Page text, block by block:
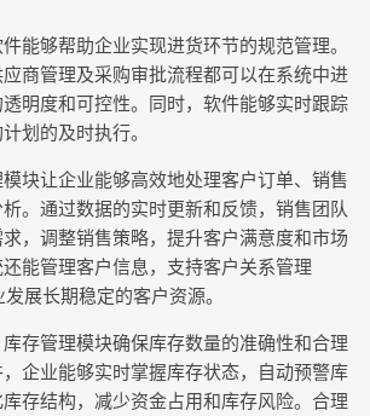
能够帮助企业实现进货环节的规范管理。
商管理及采购审批流程都可以在系统中进
明度和可控性。同时，软件能够实时跟踪
划的及时执行。
块让企业能够高效地处理客户订单、销售
。通过数据的实时更新和反馈，销售团队
，调整销售策略，提升客户满意度和市场
能管理客户信息，支持客户关系管理
发展长期稳定的客户资源。
存管理模块确保库存数量的准确性和合理
企业能够实时掌握库存状态，自动预警库
存结构，减少资金占用和库存风险。合理